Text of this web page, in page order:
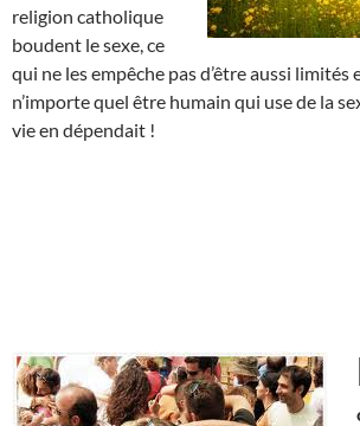
religion catholique
boudent le sexe, ce
qui ne les empêche pas d’être aussi limités
n’importe quel être humain qui use de la
vie en dépendait !